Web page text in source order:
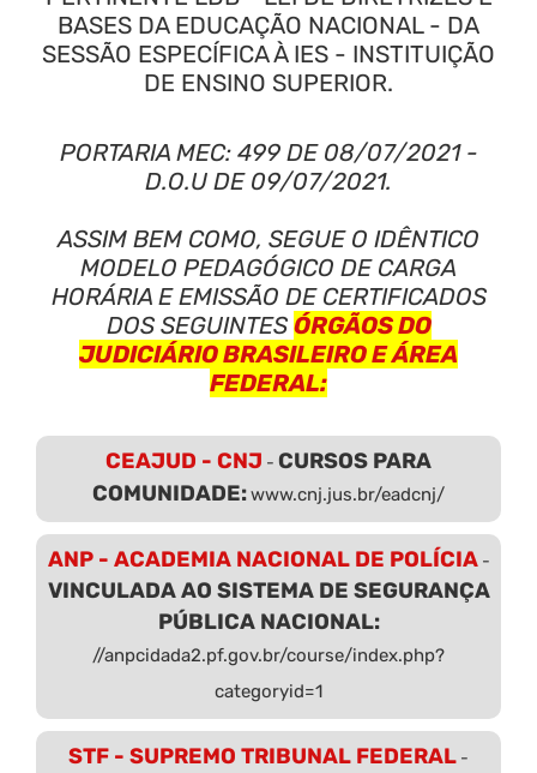
BASES DA EDUCAÇÃO NACIONAL - DA
SESSÃO ESPECÍFICA À IES - INSTITUIÇÃO
DE ENSINO SUPERIOR.
PORTARIA MEC: 499 DE 08/07/2021 -
D.O.U DE 09/07/2021.
ASSIM BEM COMO, SEGUE O IDÊNTICO
MODELO PEDAGÓGICO DE CARGA
HORÁRIA E EMISSÃO DE CERTIFICADOS
DOS SEGUINTES ÓRGÃOS DO
JUDICIÁRIO BRASILEIRO E ÁREA
FEDERAL:
CEAJUD - CNJ - CURSOS PARA
COMUNIDADE:www.cnj.jus.br/eadcnj/
ANP - ACADEMIA NACIONAL DE POLÍCIA-
VINCULADA AO SISTEMA DE SEGURANÇA
PÚBLICA NACIONAL:
//anpcidada2.pf.gov.br/course/index.php?
categoryid=1
STF - SUPREMO TRIBUNAL FEDERAL -